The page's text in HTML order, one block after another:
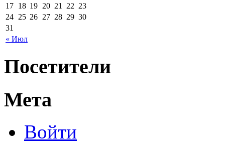
« Июл
17 18 19 20 21 22 23
24 25 26 27 28 29 30
31
Посетители
Мета
Войти